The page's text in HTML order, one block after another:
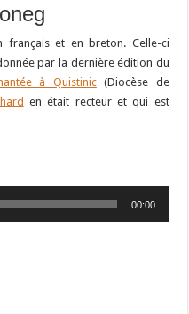
français et en breton. Celle-ci
par la dernière édition du
à Quistinic(Diocèse de
en était recteur et qui est
00:00